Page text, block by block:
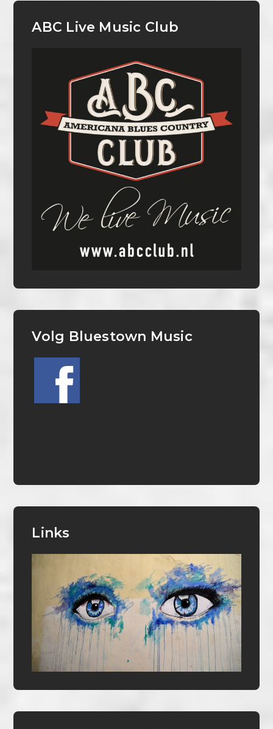
ABC Live Music Club
Volg Bluestown Music
Links